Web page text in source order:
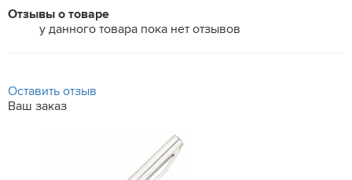
Отзывы о товаре
у данного товара пока нет отзывов
Оставить отзыв
Ваш заказ